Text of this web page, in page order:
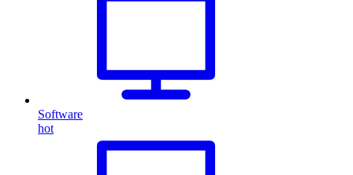
Software
hot